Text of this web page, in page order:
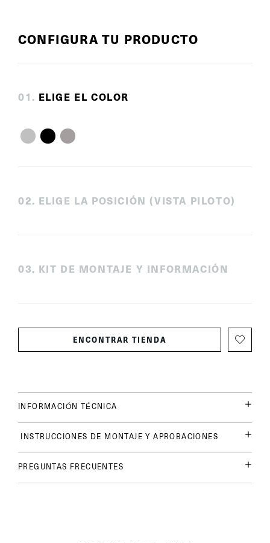
CONFIGURA TU PRODUCTO
01 . ELIGE EL COLOR
02. ELIGE LA POSICIÓN (VISTA PILOTO)
03. KIT DE MONTAJE Y INFORMACIÓN
ENCONTRAR TIENDA
INFORMACIÓN TÉCNICA
INSTRUCCIONES DE MONTAJE Y APROBACIONES
PREGUNTAS FRECUENTES